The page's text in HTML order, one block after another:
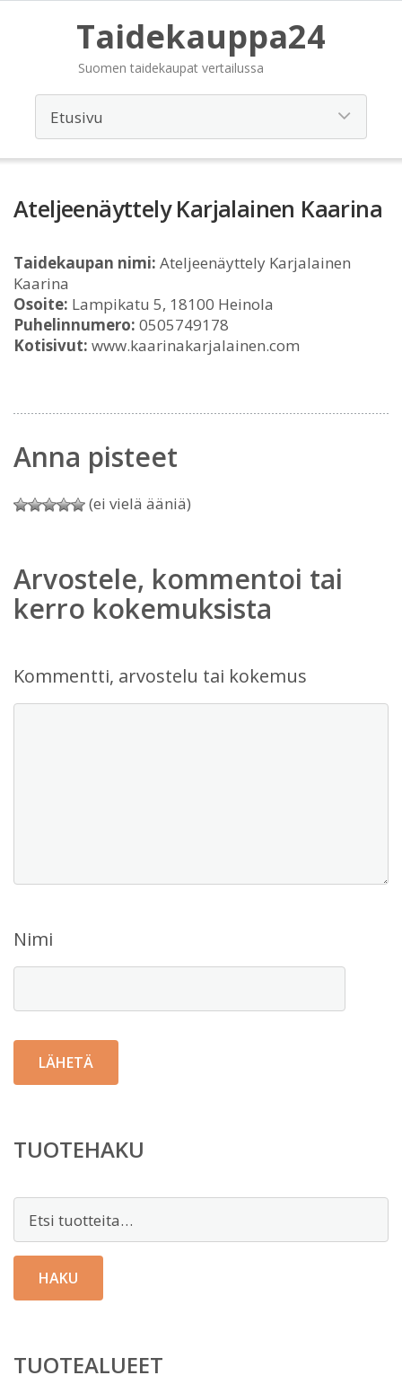
Taidekauppa24
Suomen taidekaupat vertailussa
Ateljeenäyttely Karjalainen Kaarina
Taidekaupan nimi: Ateljeenäyttely Karjalainen
Kaarina
Osoite: Lampikatu 5, 18100 Heinola
Puhelinnumero: 0505749178
Kotisivut: www.kaarinakarjalainen.com
Anna pisteet
(ei vielä ääniä)
Arvostele, kommentoi tai
kerro kokemuksista
Kommentti, arvostelu tai kokemus
Nimi
TUOTEHAKU
HAKU
TUOTEALUEET